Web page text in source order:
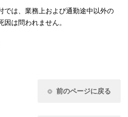
では、業務上および通勤途中以外の
因は問われません。
前のページに戻る